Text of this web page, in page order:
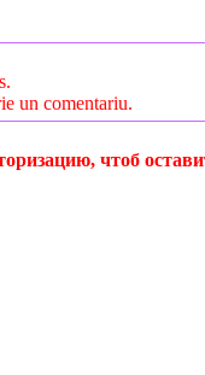
un comentariu.
чтоб